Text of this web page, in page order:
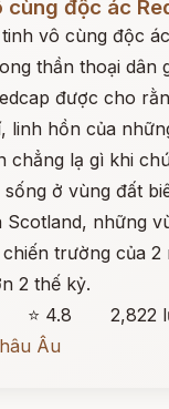
cùng độc ác
vô cùng độc
thần thoại dân
được cho
linh hồn của
chẳng lạ gì khi
ở vùng đất
Scotland, những
trường của 2
2 thế kỷ.
⭐ 4.8
2,822
Âu